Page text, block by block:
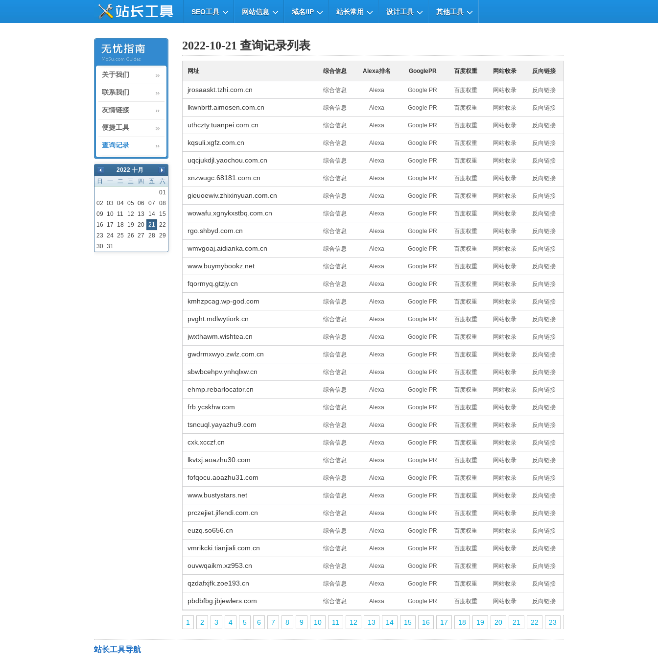
SEO工具 网站信息 域名/IP 站长常用 设计工具 其他工具
关于我们
联系我们
友情链接
便捷工具
查询记录
2022 十月
日
一 二 三 四 五
六
01
02 03 04 05 06 07
08
09
10 11 12 13 14
15
16
17 18 19 20 21
22
23 24 25 26 27 28
29
30 31
2022-10-21 查询记录列表
网址 综合信息 Alexa排名 GooglePR 百度权重 网站收录 反向链接
jrosaaskt.tzhi.com.cn 综合信息 Alexa Google PR 百度权重 网站收录 反向链接
lkwnbrtf.aimosen.com.cn 综合信息 Alexa Google PR 百度权重 网站收录 反向链接
uthczty.tuanpei.com.cn 综合信息 Alexa Google PR 百度权重 网站收录 反向链接
kqsuli.xgfz.com.cn 综合信息 Alexa Google PR 百度权重 网站收录 反向链接
uqcjukdjl.yaochou.com.cn 综合信息 Alexa Google PR 百度权重 网站收录 反向链接
xnzwugc.68181.com.cn 综合信息 Alexa Google PR 百度权重 网站收录 反向链接
gieuoewiv.zhixinyuan.com.cn 综合信息 Alexa Google PR 百度权重 网站收录 反向链接
wowafu.xgnykxstbq.com.cn 综合信息 Alexa Google PR 百度权重 网站收录 反向链接
rgo.shbyd.com.cn 综合信息 Alexa Google PR 百度权重 网站收录 反向链接
wmvgoaj.aidianka.com.cn 综合信息 Alexa Google PR 百度权重 网站收录 反向链接
www.buymybookz.net 综合信息 Alexa Google PR 百度权重 网站收录 反向链接
fqormyq.gtzjy.cn 综合信息 Alexa Google PR 百度权重 网站收录 反向链接
kmhzpcag.wp-god.com 综合信息 Alexa Google PR 百度权重 网站收录 反向链接
pvght.mdlwytiork.cn 综合信息 Alexa Google PR 百度权重 网站收录 反向链接
jwxthawm.wishtea.cn 综合信息 Alexa Google PR 百度权重 网站收录 反向链接
gwdrmxwyo.zwlz.com.cn 综合信息 Alexa Google PR 百度权重 网站收录 反向链接
sbwbcehpv.ynhqlxw.cn 综合信息 Alexa Google PR 百度权重 网站收录 反向链接
ehmp.rebarlocator.cn 综合信息 Alexa Google PR 百度权重 网站收录 反向链接
frb.ycskhw.com 综合信息 Alexa Google PR 百度权重 网站收录 反向链接
tsncuql.yayazhu9.com 综合信息 Alexa Google PR 百度权重 网站收录 反向链接
cxk.xcczf.cn 综合信息 Alexa Google PR 百度权重 网站收录 反向链接
lkvtxj.aoazhu30.com 综合信息 Alexa Google PR 百度权重 网站收录 反向链接
fofqocu.aoazhu31.com 综合信息 Alexa Google PR 百度权重 网站收录 反向链接
www.bustystars.net 综合信息 Alexa Google PR 百度权重 网站收录 反向链接
prczejiet.jifendi.com.cn 综合信息 Alexa Google PR 百度权重 网站收录 反向链接
euzq.so656.cn 综合信息 Alexa Google PR 百度权重 网站收录 反向链接
vmrikcki.tianjiali.com.cn 综合信息 Alexa Google PR 百度权重 网站收录 反向链接
ouvwqaikm.xz953.cn 综合信息 Alexa Google PR 百度权重 网站收录 反向链接
qzdafxjfk.zoe193.cn 综合信息 Alexa Google PR 百度权重 网站收录 反向链接
pbdbfbg.jbjewlers.com 综合信息 Alexa Google PR 百度权重 网站收录 反向链接
1 2 3 4 5 6 7 8 9 10 11 12 13 14 15 16 17 18 19 20 21 22 23
站长工具导航